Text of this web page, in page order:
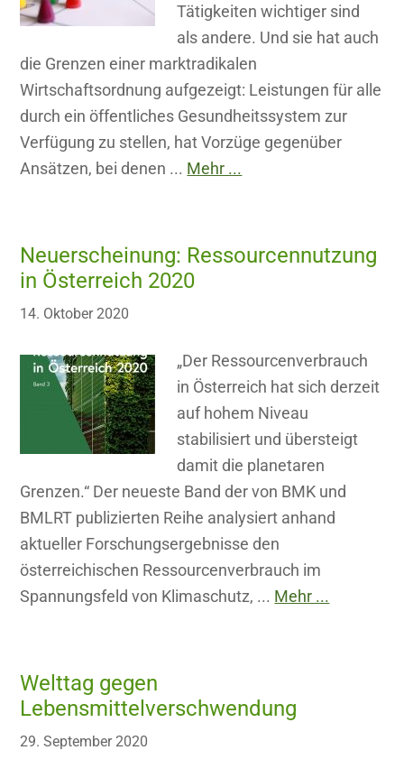
Tätigkeiten wichtiger sind
als andere. Und sie hat auch
die Grenzen einer marktradikalen
Wirtschaftsordnung aufgezeigt: Leistungen für alle
durch ein öffentliches Gesundheitssystem zur
Verfügung zu stellen, hat Vorzüge gegenüber
Ansätzen, bei denen ... Mehr ...
Neuerscheinung: Ressourcennutzung
in Österreich 2020
14. Oktober 2020
„Der Ressourcenverbrauch
in Österreich hat sich derzeit
auf hohem Niveau
stabilisiert und übersteigt
damit die planetaren
Grenzen.“ Der neueste Band der von BMK und
BMLRT publizierten Reihe analysiert anhand
aktueller Forschungsergebnisse den
österreichischen Ressourcenverbrauch im
Spannungsfeld von Klimaschutz, ... Mehr ...
Welttag gegen
Lebensmittelverschwendung
29. September 2020